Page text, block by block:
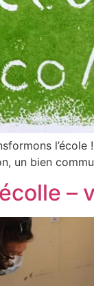
un bien
–